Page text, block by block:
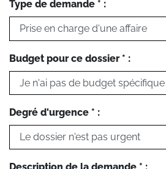
Type de demande * :
Budget pour ce dossier * :
Degré d'urgence * :